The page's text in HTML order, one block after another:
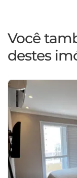
Você
destes